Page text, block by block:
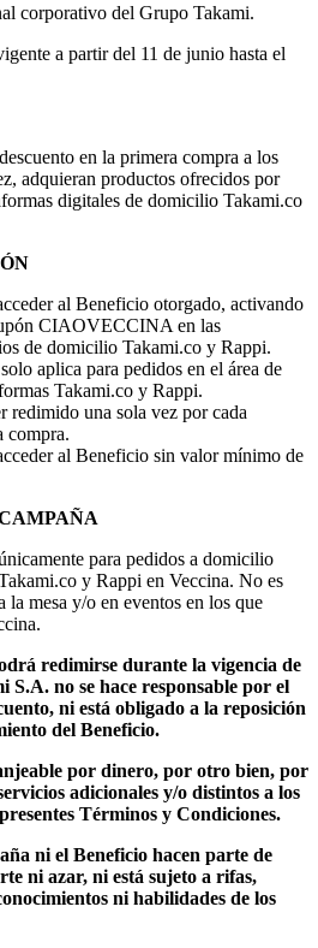
corporativo del Grupo Takami.
a partir del 11 de junio hasta el
en la primera compra a los
adquieran productos ofrecidos por
digitales de domicilio Takami.co
al Beneficio otorgado, activando
CIAOVECCINA en las
de domicilio Takami.co y Rappi.
aplica para pedidos en el área de
Takami.co y Rappi.
redimido una sola vez por cada
compra.
al Beneficio sin valor mínimo de
para pedidos a domicilio
y Rappi en Veccina. No es
la mesa y/o en eventos en los que
redimirse durante la vigencia de
S.A. no se hace responsable por el
ni está obligado a la reposición
del Beneficio.
por dinero, por otro bien, por
adicionales y/o distintos a los
Términos y Condiciones.
ni el Beneficio hacen parte de
ni azar, ni está sujeto a rifas,
ni habilidades de los